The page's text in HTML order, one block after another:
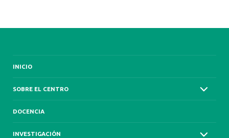
INICIO
SOBRE EL CENTRO
DOCENCIA
INVESTIGACIÓN